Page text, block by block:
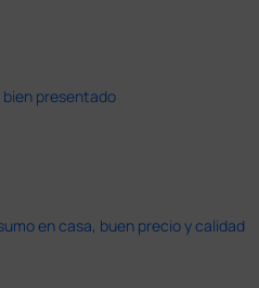
bien presentado
en casa, buen precio y calidad